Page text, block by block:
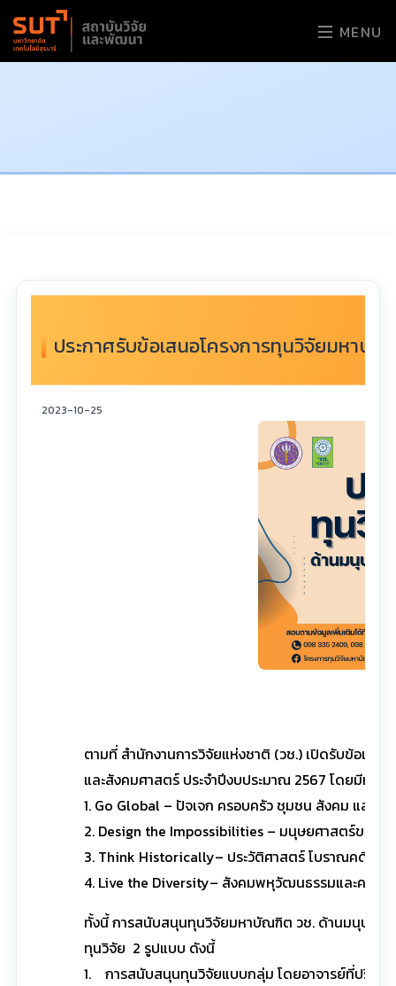
MENU
ประกาศรับข้อเสนอโครงการทุนวิจัยมหาบั
2023-10-25
ตามที่ สำนักงานการวิจัยแห่งชาติ (วช.) เปิดรับข้อเส
และสังคมศาสตร์ ประจำปีงบประมาณ 2567 โดยมีหัวข้
1. Go Global – ปัจเจก ครอบครัว ชุมชน สังคม และรัฐ
2. Design the Impossibilities – มนุษยศาสตร์ของ
3. Think Historically– ประวัติศาสตร์ โบราณคดี พิ
4. Live the Diversity– สังคมพหุวัฒนธรรมและความ
ทั้งนี้ การสนับสนุนทุนวิจัยมหาบัณฑิต วช. ด้านมนุษยศ
ทุนวิจัย 2 รูปแบบ ดังนี้
1. การสนับสนุนทุนวิจัยแบบกลุ่ม โดยอาจารย์ที่ปรึกษา